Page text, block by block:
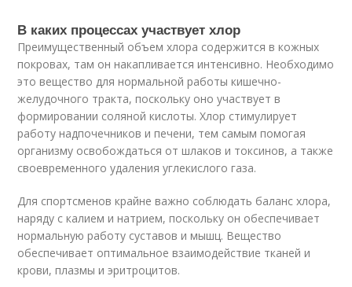
В каких процессах участвует хлор
Преимущественный объем хлора содержится в кожных
покровах, там он накапливается интенсивно. Необходимо
это вещество для нормальной работы кишечно-
желудочного тракта, поскольку оно участвует в
формировании соляной кислоты. Хлор стимулирует
работу надпочечников и печени, тем самым помогая
организму освобождаться от шлаков и токсинов, а также
своевременного удаления углекислого газа.
Для спортсменов крайне важно соблюдать баланс хлора,
наряду с калием и натрием, поскольку он обеспечивает
нормальную работу суставов и мышц. Вещество
обеспечивает оптимальное взаимодействие тканей и
крови, плазмы и эритроцитов.